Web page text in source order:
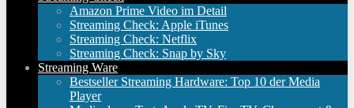
Amazon Prime Video im Detail
Streaming Check: Apple iTunes
Streaming Check: Netflix
Streaming Check: Snap by Sky
Streaming Ware
Bestseller Streaming Hardware: Top 10 der Media
Player